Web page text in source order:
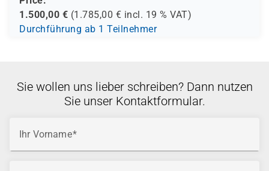
1.500,00 € (1.785,00 € incl. 19 % VAT)
Durchführung ab 1 Teilnehmer
Sie wollen uns lieber schreiben? Dann nutzen
Sie unser Kontaktformular.
Ihr Vorname